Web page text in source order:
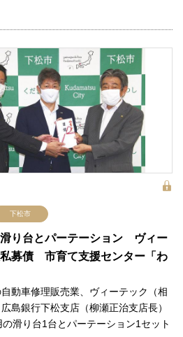
下松市
り台とパーテーション ヴィー
募債 市育て支援センター「わ
動車修理販売業、ヴィーテック（相
島銀行下松支店（柳瀬正治支店長）
滑り台1台とパーテーション1セット